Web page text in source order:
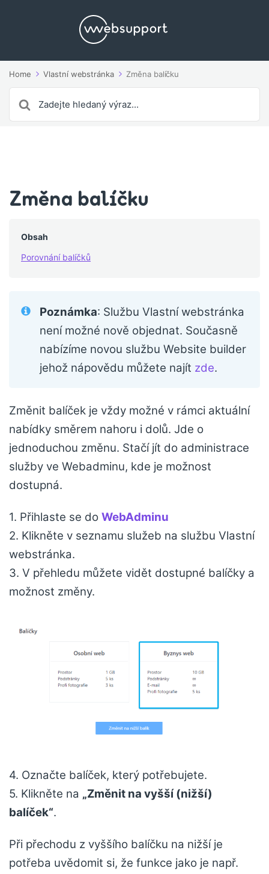
Home Vlastní webstránka Změna balíčku
For
Změna balíčku
Obsah
Porovnání balíčků
Poznámka: Službu Vlastní webstránka
není možné nově objednat. Současně
nabízíme novou službu Website builder
jehož nápovědu můžete najít zde.
Změnit balíček je vždy možné v rámci aktuální
nabídky směrem nahoru i dolů. Jde o
jednoduchou změnu. Stačí jít do administrace
služby ve Webadminu, kde je možnost
dostupná.
1. Přihlaste se do WebAdminu
2. Klikněte v seznamu služeb na službu Vlastní
webstránka.
3. V přehledu můžete vidět dostupné balíčky a
možnost změny.
4. Označte balíček, který potřebujete.
5. Klikněte na „Změnit na vyšší (nižší)
balíček“.
Při přechodu z vyššího balíčku na nižší je
potřeba uvědomit si, že funkce jako je např.